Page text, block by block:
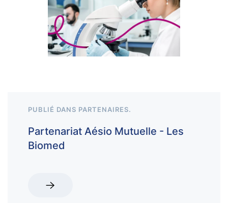
PUBLIÉ DANS PARTENAIRES.
Partenariat Aésio Mutuelle - Les
Biomed